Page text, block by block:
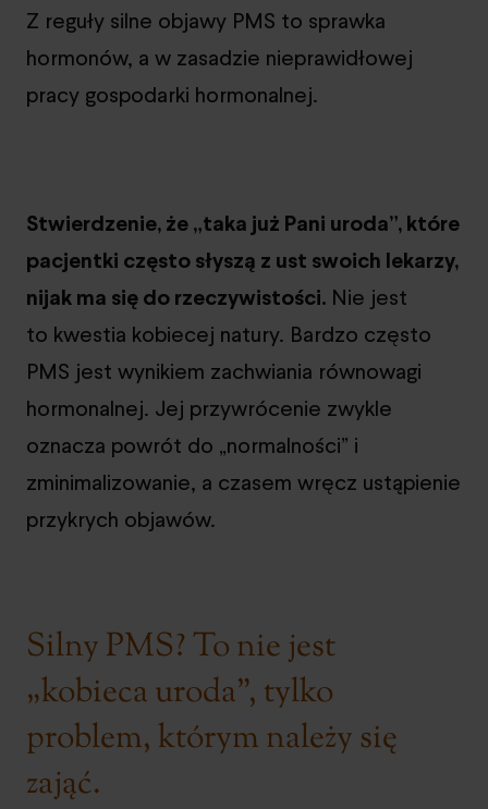
Z reguły silne objawy PMS to sprawka
hormonów, a w zasadzie nieprawidłowej
pracy gospodarki hormonalnej.
Stwierdzenie, że „taka już Pani uroda”, które
pacjentki często słyszą z ust swoich lekarzy,
nijak ma się do rzeczywistości. Nie jest
to kwestia kobiecej natury. Bardzo często
PMS jest wynikiem zachwiania równowagi
hormonalnej. Jej przywrócenie zwykle
oznacza powrót do „normalności” i
zminimalizowanie, a czasem wręcz ustąpienie
przykrych objawów.
Silny PMS? To nie jest
„kobieca uroda”, tylko
problem, którym należy się
zająć.